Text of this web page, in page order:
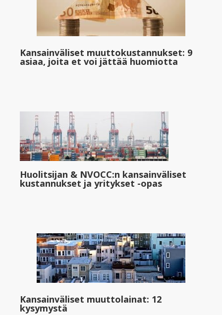
Kansainväliset muuttokustannukset: 9
asiaa, joita et voi jättää huomiotta
Huolitsijan & NVOCC:n kansainväliset
kustannukset ja yritykset -opas
Kansainväliset muuttolainat: 12
kysymystä